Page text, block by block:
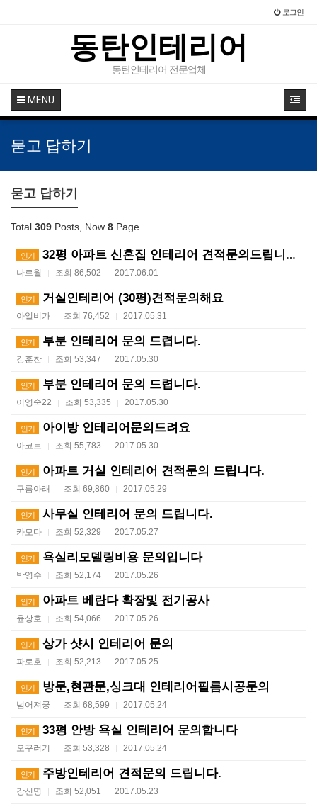
로그인
동탄인테리어
동탄인테리어 전문업체
MENU
묻고 답하기
묻고 답하기
Total 309 Posts, Now 8 Page
인기 32평 아파트 신혼집 인테리어 견적문의드립니다.
나르월 | 조회 86,502 | 2017.06.01
인기 거실인테리어 (30평)견적문의해요
아일비가 | 조회 76,452 | 2017.05.31
인기 부분 인테리어 문의 드렵니다.
강훈찬 | 조회 53,347 | 2017.05.30
인기 부분 인테리어 문의 드렵니다.
이영숙22 | 조회 53,335 | 2017.05.30
인기 아이방 인테리어문의드려요
아코르 | 조회 55,783 | 2017.05.30
인기 아파트 거실 인테리어 견적문의 드립니다.
구름아래 | 조회 69,860 | 2017.05.29
인기 사무실 인테리어 문의 드립니다.
카모다 | 조회 52,329 | 2017.05.27
인기 욕실리모델링비용 문의입니다
박영수 | 조회 52,174 | 2017.05.26
인기 아파트 베란다 확장및 전기공사
윤상호 | 조회 54,066 | 2017.05.26
인기 상가 샷시 인테리어 문의
파로호 | 조회 52,213 | 2017.05.25
인기 방문,현관문,싱크대 인테리어필름시공문의
넘어져쿵 | 조회 68,599 | 2017.05.24
인기 33평 안방 욕실 인테리어 문의합니다
오꾸러기 | 조회 53,328 | 2017.05.24
인기 주방인테리어 견적문의 드립니다.
강신명 | 조회 52,051 | 2017.05.23